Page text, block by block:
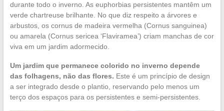
durante todo o inverno. As euphorbias persistentes mantêm um
verde chartreuse brilhante. No que diz respeito a árvores e
arbustos, os cornus de madeira vermelha (Cornus sanguinea)
ou amarela (Cornus sericea ‘Flaviramea’) criam manchas de cor
viva em um jardim adormecido.
Um jardim que permanece colorido no inverno depende
das folhagens, não das flores. Este é um princípio de design
a ser integrado desde o plantio, reservando pelo menos um
terço dos espaços para os persistentes e semi-persistentes.